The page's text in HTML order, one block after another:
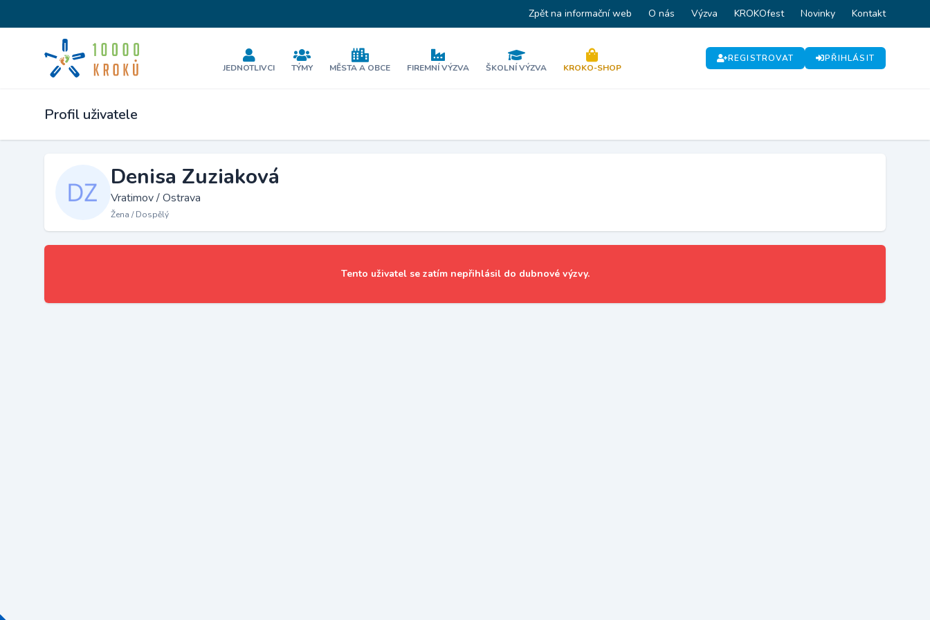
Zpět na informační web O nás Výzva KROKOfest Novinky Kontakt
JEDNOTLIVCI TÝMY MĚSTA A OBCE FIREMNÍ VÝZVA ŠKOLNÍ VÝZVA KROKO-SHOP
REGISTROVAT PŘIHLÁSIT
Profil uživatele
Denisa Zuziaková
Vratimov / Ostrava
Žena / Dospělý
Tento uživatel se zatím nepřihlásil do dubnové výzvy.